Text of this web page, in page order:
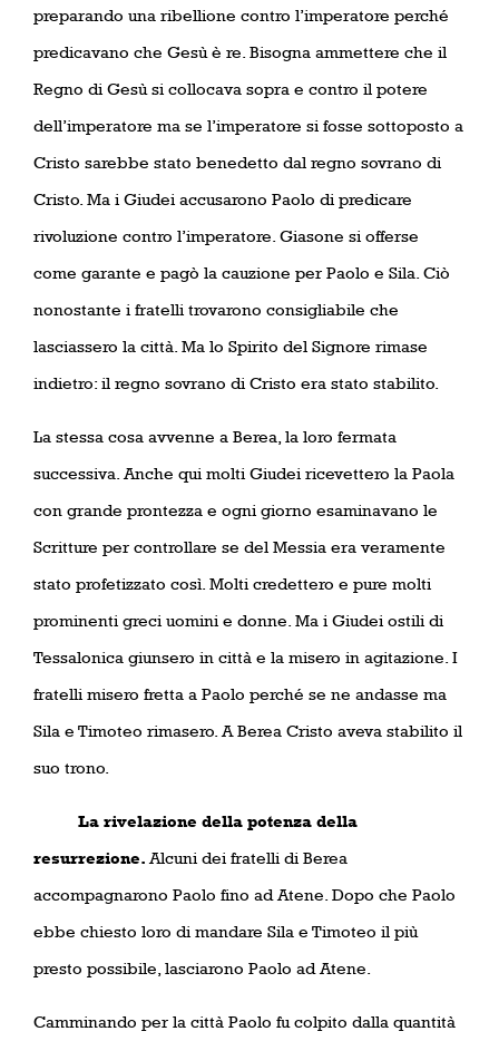
preparando una ribellione contro l’imperatore perché
predicavano che Gesù è re. Bisogna ammettere che il
Regno di Gesù si collocava sopra e contro il potere
dell’imperatore ma se l’imperatore si fosse sottoposto a
Cristo sarebbe stato benedetto dal regno sovrano di
Cristo. Ma i Giudei accusarono Paolo di predicare
rivoluzione contro l’imperatore. Giasone si offerse
come garante e pagò la cauzione per Paolo e Sila. Ciò
nonostante i fratelli trovarono consigliabile che
lasciassero la città. Ma lo Spirito del Signore rimase
indietro: il regno sovrano di Cristo era stato stabilito.
La stessa cosa avvenne a Berea, la loro fermata
successiva. Anche qui molti Giudei ricevettero la Paola
con grande prontezza e ogni giorno esaminavano le
Scritture per controllare se del Messia era veramente
stato profetizzato così. Molti credettero e pure molti
prominenti greci uomini e donne. Ma i Giudei ostili di
Tessalonica giunsero in città e la misero in agitazione. I
fratelli misero fretta a Paolo perché se ne andasse ma
Sila e Timoteo rimasero. A Berea Cristo aveva stabilito il
suo trono.
La rivelazione della potenza della
resurrezione. Alcuni dei fratelli di Berea
accompagnarono Paolo fino ad Atene. Dopo che Paolo
ebbe chiesto loro di mandare Sila e Timoteo il più
presto possibile, lasciarono Paolo ad Atene.
Camminando per la città Paolo fu colpito dalla quantità